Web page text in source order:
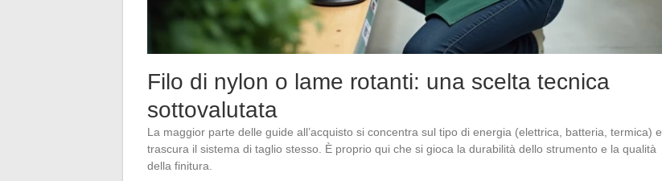
Filo di nylon o lame rotanti: una scelta tecnica
sottovalutata
La maggior parte delle guide all’acquisto si concentra sul tipo di energia (elettrica, batteria, termica) e
trascura il sistema di taglio stesso. È proprio qui che si gioca la durabilità dello strumento e la qualità
della finitura.